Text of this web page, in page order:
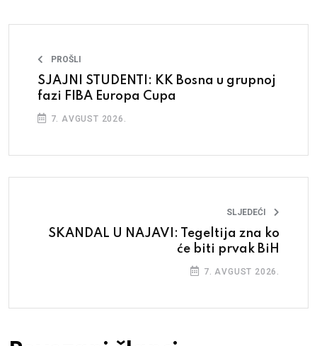
PROŠLI
SJAJNI STUDENTI: KK Bosna u grupnoj
fazi FIBA Europa Cupa
7. AVGUST 2026.
SLJEDEĆI
SKANDAL U NAJAVI: Tegeltija zna ko
će biti prvak BiH
7. AVGUST 2026.